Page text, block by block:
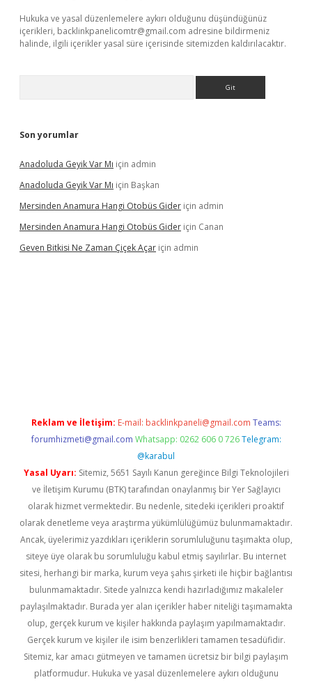
Hukuka ve yasal düzenlemelere aykırı olduğunu düşündüğünüz
içerikleri, backlinkpanelicomtr@gmail.com adresine bildirmeniz
halinde, ilgili içerikler yasal süre içerisinde sitemizden kaldırılacaktır.
Son yorumlar
Anadoluda Geyik Var Mı için admin
Anadoluda Geyik Var Mı için Başkan
Mersinden Anamura Hangi Otobüs Gider için admin
Mersinden Anamura Hangi Otobüs Gider için Canan
Geven Bitkisi Ne Zaman Çiçek Açar için admin
Reklam ve İletişim: E-mail: backlinkpaneli@gmail.com Teams:
forumhizmeti@gmail.com Whatsapp: 0262 606 0 726 Telegram:
@karabul
Yasal Uyarı: Sitemiz, 5651 Sayılı Kanun gereğince Bilgi Teknolojileri
ve İletişim Kurumu (BTK) tarafından onaylanmış bir Yer Sağlayıcı
olarak hizmet vermektedir. Bu nedenle, sitedeki içerikleri proaktif
olarak denetleme veya araştırma yükümlülüğümüz bulunmamaktadır.
Ancak, üyelerimiz yazdıkları içeriklerin sorumluluğunu taşımakta olup,
siteye üye olarak bu sorumluluğu kabul etmiş sayılırlar. Bu internet
sitesi, herhangi bir marka, kurum veya şahıs şirketi ile hiçbir bağlantısı
bulunmamaktadır. Sitede yalnızca kendi hazırladığımız makaleler
paylaşılmaktadır. Burada yer alan içerikler haber niteliği taşımamakta
olup, gerçek kurum ve kişiler hakkında paylaşım yapılmamaktadır.
Gerçek kurum ve kişiler ile isim benzerlikleri tamamen tesadüfidir.
Sitemiz, kar amacı gütmeyen ve tamamen ücretsiz bir bilgi paylaşım
platformudur. Hukuka ve yasal düzenlemelere aykırı olduğunu